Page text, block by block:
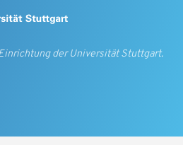
der Universität Stuttgart.